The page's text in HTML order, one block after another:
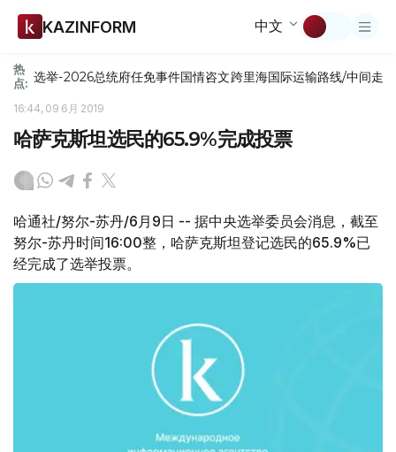
KAZINFORM 中文
热
点: 选举-2026总统府任免事件国情咨文跨里海国际运输路线/中间走廊
16:44, 09 6月 2019
哈萨克斯坦选民的65.9%完成投票
哈通社/努尔-苏丹/6月9日 -- 据中央选举委员会消息，截至
努尔-苏丹时间16:00整，哈萨克斯坦登记选民的65.9%已
经完成了选举投票。